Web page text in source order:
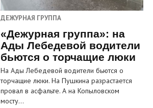
ДЕЖУРНАЯ ГРУППА
«Дежурная группа»: на
Ады Лебедевой водители
бьются о торчащие люки
На Ады Лебедевой водители бьются о
торчащие люки. На Пушкина разрастается
провал в асфальте. А на Копыловском
мосту…